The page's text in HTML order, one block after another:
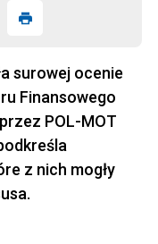
surowej ocenie
Finansowego
POL-MOT
z nich mogły